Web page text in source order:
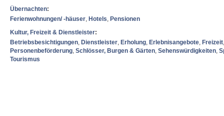
Übernachten:
Ferienwohnungen/ -häuser, Hotels, Pensionen
Kultur, Freizeit & Dienstleister:
Betriebsbesichtigungen, Dienstleister, Erholung, Erlebnisangebote, Freizeit
Personenbeförderung, Schlösser, Burgen & Gärten, Sehenswürdigkeiten,
Tourismus